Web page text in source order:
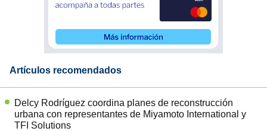
Artículos recomendados
Delcy Rodríguez coordina planes de reconstrucción
urbana con representantes de Miyamoto International y
TFI Solutions